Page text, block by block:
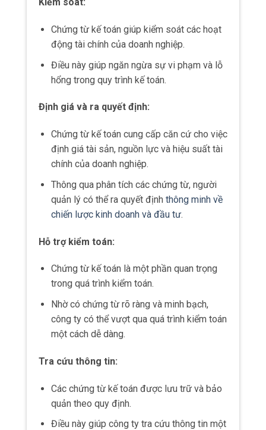
PHƯƠNG PHÁP TÍNH GIÁ
Ý nghĩa
Tính giá trong kế toán có ý nghĩa rất lớn đối
với doanh nghiệp.
Dưới đây là một số ý nghĩa chính của việc này:
Xác định giá trị tài sản
Giúp xác định giá trị của tài sản mà doanh
nghiệp sở hữu.
Việc này rất quan trọng để định giá cho
để xác định giá trị ròng của doanh nghiệp.
Quản lý chi phí và lợi nhuận
Cung cấp thông tin về chi phí sản xuất, chi
phí tiêu thụ và lợi nhuận của doanh nghiệp.
Điều này giúp doanh nghiệp có thể quản lý
kiệm chi phí và tăng lợi nhuận.
Đưa ra quyết định kinh doanh
Cung cấp thông tin quan trọng để doanh